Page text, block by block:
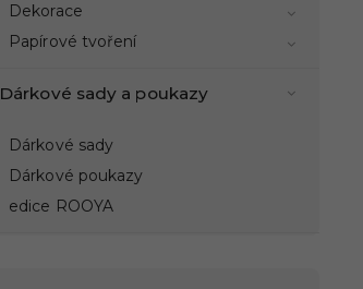
Dekorace
Papírové tvoření
Dárkové sady a poukazy
Dárkové sady
Dárkové poukazy
edice ROOYA